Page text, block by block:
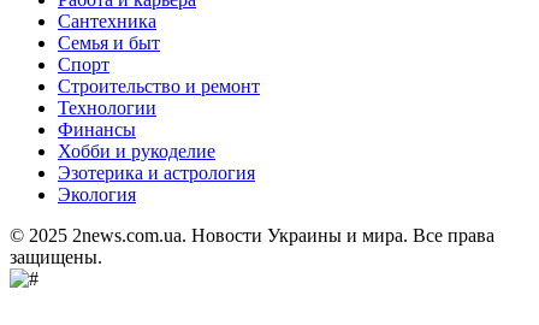
Сантехника
Семья и быт
Спорт
Строительство и ремонт
Технологии
Финансы
Хобби и рукоделие
Эзотерика и астрология
Экология
© 2025 2news.com.ua. Новости Украины и мира. Все права
защищены.